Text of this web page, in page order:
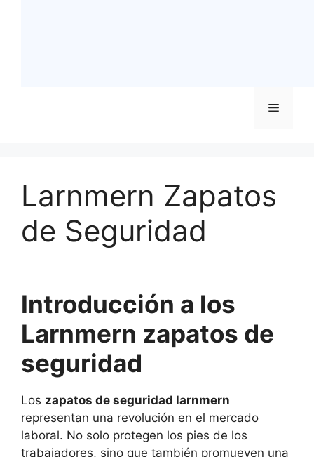
Menú
Larnmern Zapatos
de Seguridad
Introducción a los
Larnmern zapatos de
seguridad
Los zapatos de seguridad larnmern
representan una revolución en el mercado
laboral. No solo protegen los pies de los
trabajadores, sino que también promueven una